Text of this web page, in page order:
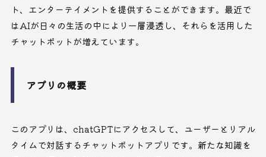
ト、エンターテイメントを提供することができます。最近で
はAIが日々の生活の中により一層浸透し、それらを活用した
チャットボットが増えています。
アプリの概要
このアプリは、chatGPTにアクセスして、ユーザーとリアル
タイムで対話するチャットボットアプリです。新たな知識を